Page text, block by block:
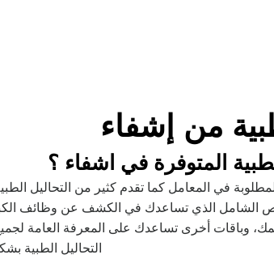
من إشفاء
المتوفرة في اشفاء ؟
في المعامل كما تقدم كثير من التحاليل
الشامل الذي تساعدك في الكشف عن وظائف الكبد
وباقات أخرى تساعدك على المعرفة العامة
التحاليل الطبية